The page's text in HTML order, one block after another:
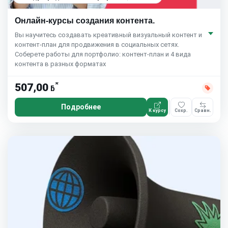
Онлайн-курсы создания контента.
Вы научитесь создавать креативный визуальный контент и
контент-план для продвижения в социальных сетях.
Соберете работы для портфолио: контент-план и 4 вида
контента в разных форматах
507,00 ƃ*
Подробнее К курсу Сохр. Сравн.